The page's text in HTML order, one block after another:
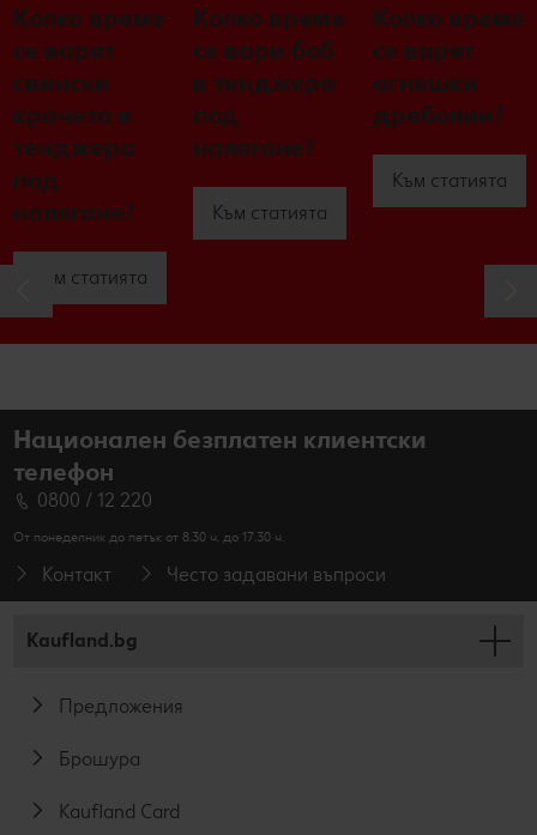
Колко време
се варят
свински
крачета в
тенджера
под
налягане?
Към статията
Колко време
се вари боб
в тенджера
под
налягане?
Към статията
Колко време
се варят
агнешки
дреболии?
Към статията
Национален безплатен клиентски
телефон
0800 / 12 220
От понеделник до петък от 8.30 ч. до 17.30 ч.
Контакт Често задавани въпроси
Kaufland.bg
Предложения
Брошура
Kaufland Card